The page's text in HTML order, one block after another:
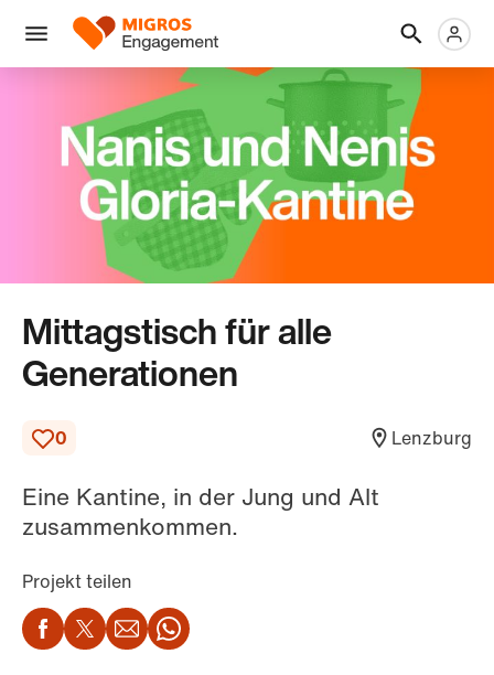
Navigation
überspringen
Menü
Logo
Mittagstisch für alle
Generationen
0 Lenzburg
Eine Kantine, in der Jung und Alt
zusammenkommen.
Projekt teilen
Facebook
Twitter
EmailWhatsApp